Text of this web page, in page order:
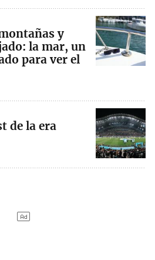
y
la mar, un
para ver el
de la era